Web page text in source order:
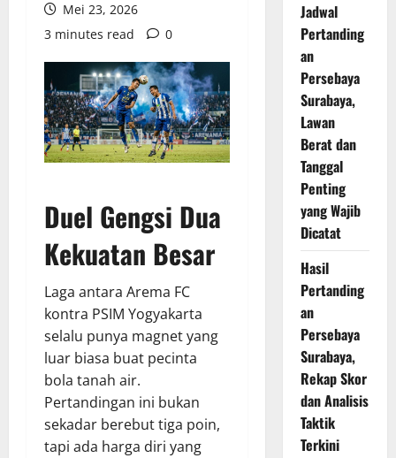
Mei 23, 2026
3 minutes read
0
Duel Gengsi Dua
Kekuatan Besar
Laga antara Arema FC
kontra PSIM Yogyakarta
selalu punya magnet yang
luar biasa buat pecinta
bola tanah air.
Pertandingan ini bukan
sekadar berebut tiga poin,
tapi ada harga diri yang
Jadwal
Pertanding
an
Persebaya
Surabaya,
Lawan
Berat dan
Tanggal
Penting
yang Wajib
Dicatat
Hasil
Pertanding
an
Persebaya
Surabaya,
Rekap Skor
dan Analisis
Taktik
Terkini